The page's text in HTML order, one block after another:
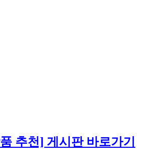
품 추천] 게시판 바로가기